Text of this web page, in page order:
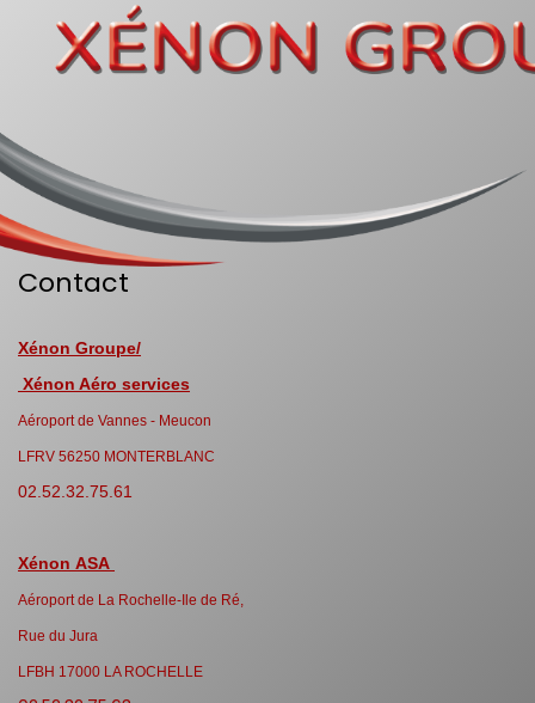
Contact
Xénon Groupe/
Xénon Aéro services
Aéroport de Vannes - Meucon
LFRV 56250 MONTERBLANC
02.52.32.75.61
Xénon ASA
Aéroport de La Rochelle-Ile de Ré,
Rue du Jura
LFBH 17000 LA ROCHELLE